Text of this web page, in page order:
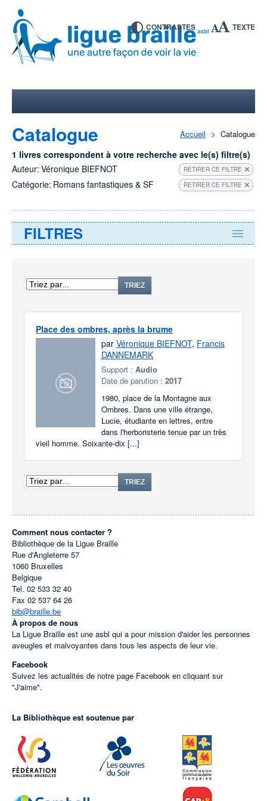
CONTRASTES TEXTE
Accueil Catalogue
Catalogue
1 livres correspondent à votre recherche avec le(s) filtre(s)
Auteur: Véronique BIEFNOT RETIRER CE FILTRE
Catégorie: Romans fantastiques & SF RETIRER CE FILTRE
FILTRES
TRIEZ
Place des ombres, après la brume
par Véronique BIEFNOT, Francis
DANNEMARK
Support : Audio
Date de parution : 2017
1980, place de la Montagne aux
Ombres. Dans une ville étrange,
Lucie, étudiante en lettres, entre
dans l'herboristerie tenue par un très
vieil homme. Soixante-dix [...]
TRIEZ
Comment nous contacter ?
Bibliothèque de la Ligue Braille
Rue d'Angleterre 57
1060 Bruxelles
Belgique
Tel. 02 533 32 40
Fax 02 537 64 26
bib@braille.be
À propos de nous
La Ligue Braille est une asbl qui a pour mission d'aider les personnes
aveugles et malvoyantes dans tous les aspects de leur vie.
Facebook
Suivez les actualités de notre page Facebook en cliquant sur
"J'aime".
La Bibliothèque est soutenue par